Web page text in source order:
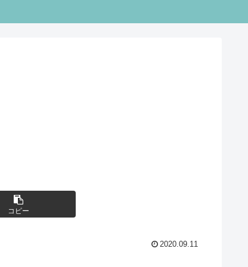
コピー
2020.09.11